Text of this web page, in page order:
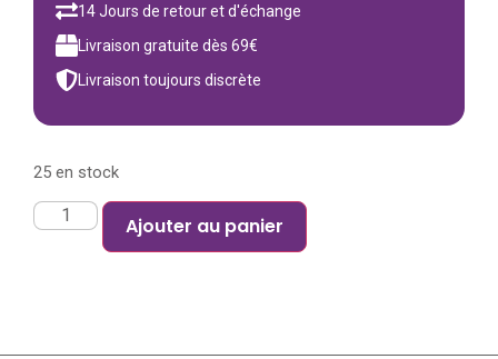
14 Jours de retour et d'échange
Livraison gratuite dès 69€
Livraison toujours discrète
25 en stock
Ajouter au panier